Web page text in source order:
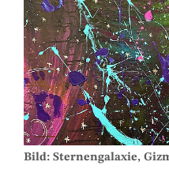
Bild: Sternengalaxie,